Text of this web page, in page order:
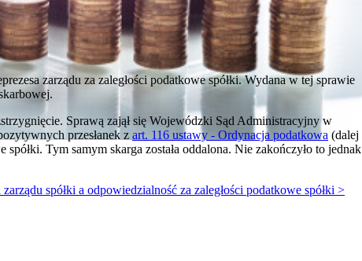
zarządu za zaległości podatkowe spółki. Wydana w tej sprawie
Sprawą zajął się Wojewódzki Sąd Administracyjny w
przesłanek z art. 116 ustawy - Ordynacja podatkowa (dalej
Tym samym skarga została oddalona. Nie zakończyło to jednak
spółki a odpowiedzialność za zaległości podatkowe spółki >